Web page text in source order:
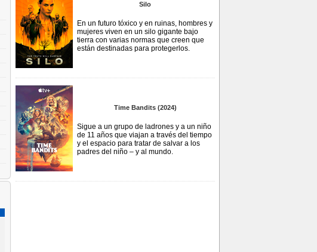
Silo
En un futuro tóxico y en ruinas, hombres y
mujeres viven en un silo gigante bajo
tierra con varias normas que creen que
están destinadas para protegerlos.
Time Bandits (2024)
Sigue a un grupo de ladrones y a un niño
de 11 años que viajan a través del tiempo
y el espacio para tratar de salvar a los
padres del niño – y al mundo.